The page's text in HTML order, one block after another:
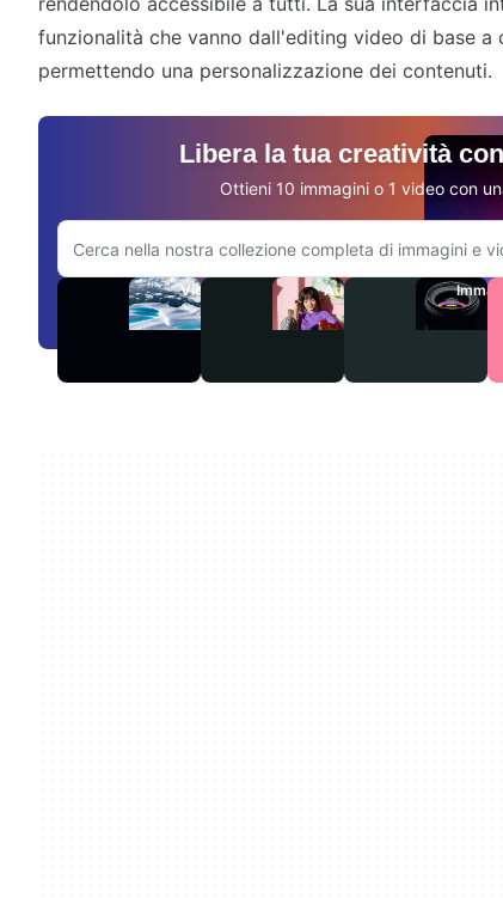
funzionalità che vanno dall'editing video di base a
permettendo una personalizzazione dei contenuti.
Libera la tua creatività
Ottieni 10 immagini o 1 video con
Cerca sul sito Adobe.com
Video Audio